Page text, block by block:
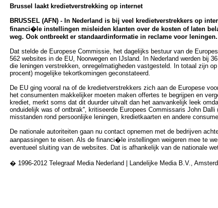
Brussel laakt kredietverstrekking op internet
BRUSSEL (AFN) - In Nederland is bij veel kredietverstrekkers op
financi�le instellingen misleiden klanten over de kosten of laten
weg. Ook ontbreekt er standaardinformatie in reclame voor leningen.
Dat stelde de Europese Commissie, het dagelijks bestuur van de
562 websites in de EU, Noorwegen en IJsland. In Nederland werden bij
die leningen verstrekken, onregelmatigheden vastgesteld. In totaal zijn
procent) mogelijke tekortkomingen geconstateerd.
De EU ging vooral na of de kredietverstrekkers zich aan de Europese
het consumenten makkelijker moeten maken offertes te begrijpen en
krediet, merkt soms dat dit duurder uitvalt dan het aanvankelijk leek
onduidelijk was of ontbrak'', kritiseerde Europees Commissaris John Dalli
misstanden rond persoonlijke leningen, kredietkaarten en andere
De nationale autoriteiten gaan nu contact opnemen met de bedrijven
aanpassingen te eisen. Als de financi�le instellingen weigeren mee te
eventueel sluiting van de websites. Dat is afhankelijk van de nationale
� 1996-2012 Telegraaf Media Nederland | Landelijke Media B.V.,